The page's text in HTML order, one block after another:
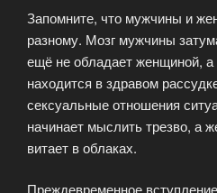
Запомните, что мужчины и
разному. Мозг мужчины
ещё не обладает женщиной,
находится в здравом
сексуальные отношения
начинает мыслить трезво, а
витает в облаках.
Преждевременное